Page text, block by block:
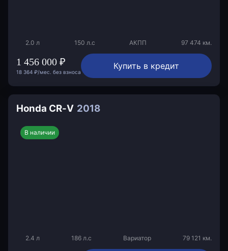
2.0 л 150 л.с АКПП 97 474 км.
Купить в кредит
1 456 000 ₽
18 364 ₽/мес. без взноса
Honda CR-V 2018
2.4 л 186 л.с Вариатор 79 121 км.
В наличии